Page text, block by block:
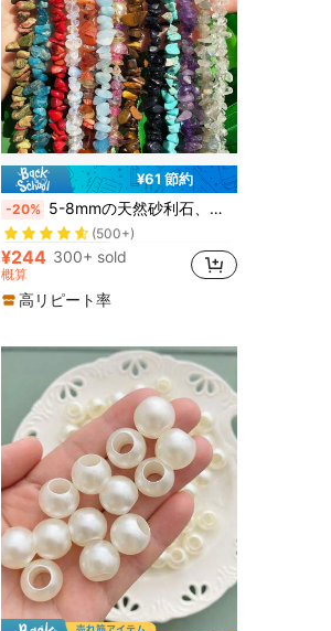
¥61 節約
-20% 5-8mmの天然砂利石、非対称のローズクォーツ、オパール、アメジスト、ガーネットビーズ、ジュエリー制作、DIYチャームブレスレット、ネックレスアクセサリー用
#3 ベストセラー
自然主義的 ビーズ
(500+)
#3 ベストセラー
(500+)
#3 ベストセラー
(500+)
#3 ベストセラー
¥244 300+ sold
概算
高リピート率